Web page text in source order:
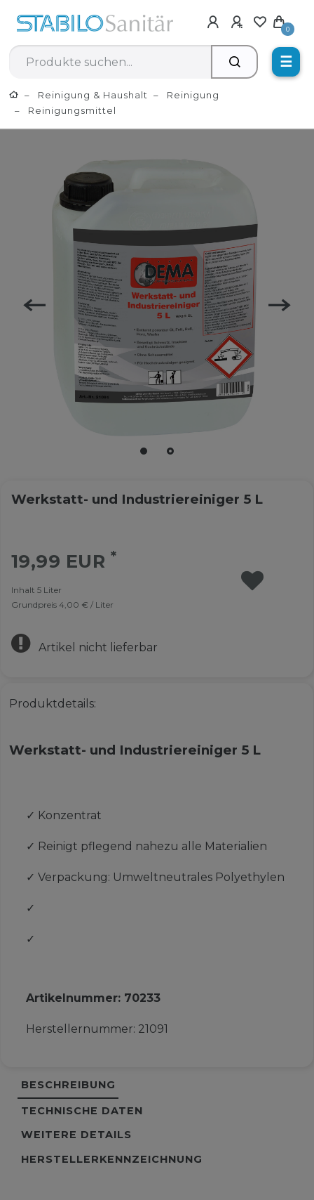
0
☰
Reinigung & Haushalt
Reinigung
Reinigungsmittel
Werkstatt- und Industriereiniger 5 L
19,99 EUR *
Inhalt 5 Liter
Grundpreis 4,00 € / Liter
Artikel nicht lieferbar
Produktdetails:
Werkstatt- und Industriereiniger 5 L
✓ Konzentrat
✓ Reinigt pflegend nahezu alle Materialien
✓ Verpackung: Umweltneutrales Polyethylen
✓
✓
Artikelnummer: 70233
Herstellernummer: 21091
BESCHREIBUNG
TECHNISCHE DATEN
WEITERE DETAILS
HERSTELLERKENNZEICHNUNG